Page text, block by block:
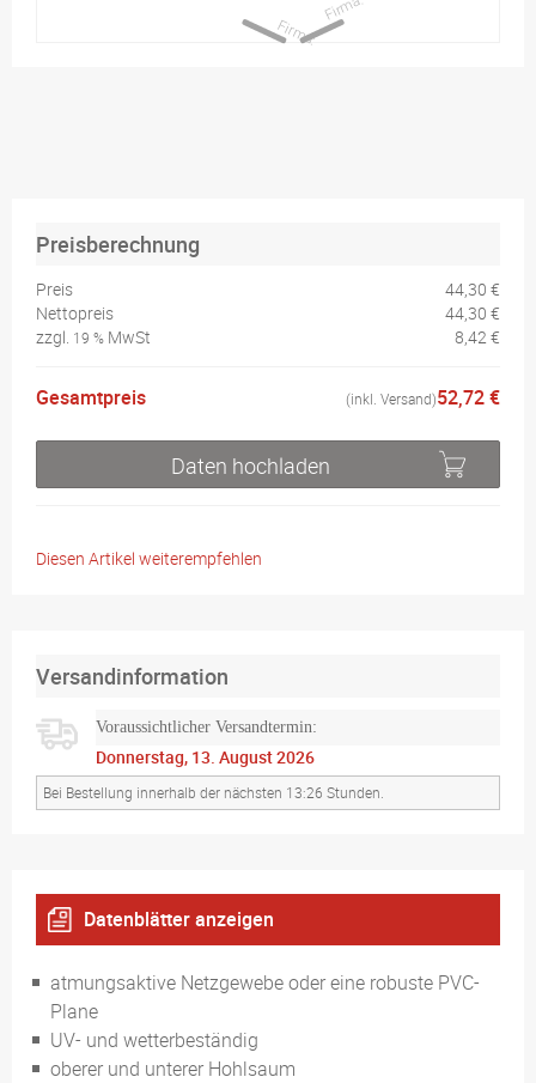
Preisberechnung
Preis
44,30 €
Nettopreis
44,30 €
zzgl. 19 % MwSt 8,42 €
Gesamtpreis 52,72 €
(inkl. Versand)
Daten hochladen
Diesen Artikel weiterempfehlen
Versandinformation
Voraussichtlicher Versandtermin:
Donnerstag, 13. August 2026
Bei Bestellung innerhalb der nächsten 13:26 Stunden.
Datenblätter anzeigen
Format geeignet für Standardgerüste
atmungsaktive Netzgewebe oder eine robuste PVC-
Plane
UV- und wetterbeständig
oberer und unterer Hohlsaum